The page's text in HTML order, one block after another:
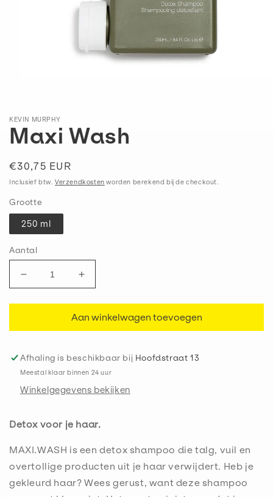
modaal
KEVIN MURPHY
Maxi Wash
Normale
prijs
€30,75 EUR
Inclusief btw. Verzendkosten worden berekend bij de checkout.
Grootte
250 ml
Aantal
Aantal
verlagen
voor
Wash
Aantal
verhogen
voor
Maxi
Wash
Aan winkelwagen toevoegen
Afhaling is beschikbaar bij Hoofdstraat 13
Meestal klaar binnen 24 uur
Winkelgegevens bekijken
Detox voor je haar.
MAXI.WASH is een detox shampoo die talg, vuil en
overtollige producten uit je haar verwijdert. Heb je
gekleurd haar? Wees gerust, want deze shampoo